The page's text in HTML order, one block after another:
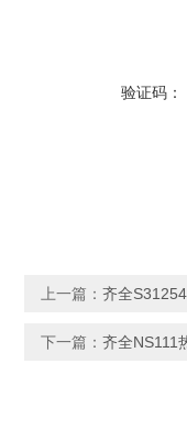
验证码：
上一篇： 齐全
下一篇： 齐全NS111